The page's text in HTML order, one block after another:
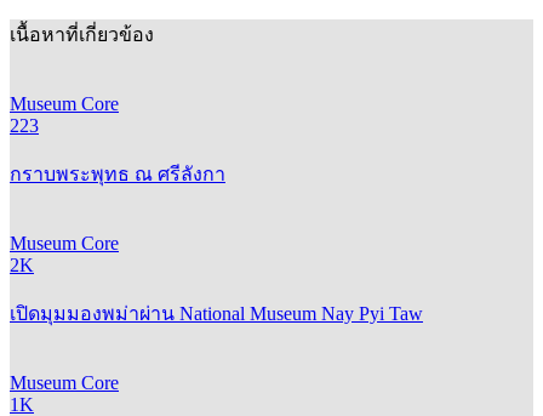
เนื้อหาที่เกี่ยวข้อง
Museum Core
223
กราบพระพุทธ ณ ศรีลังกา
Museum Core
2K
เปิดมุมมองพม่าผ่าน National Museum Nay Pyi Taw
Museum Core
1K